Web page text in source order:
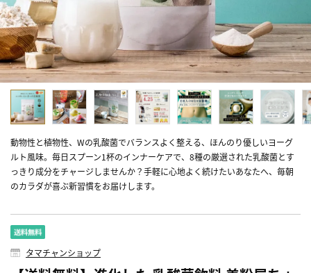
動物性と植物性、Wの乳酸菌でバランスよく整える、ほんのり優しいヨーグ
ルト風味。毎日スプーン1杯のインナーケアで、8種の厳選された乳酸菌とす
っきり成分をチャージしませんか？手軽に心地よく続けたいあなたへ、毎朝
のカラダが喜ぶ新習慣をお届けします。
タマチャンショップ